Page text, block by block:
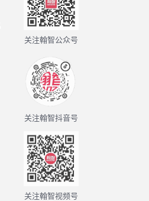
关注翰智公众号
关注翰智抖音号
关注翰智视频号